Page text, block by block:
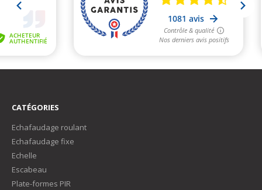
CATÉGORIES
Echafaudage roulant
Echafaudage fixe
Echelle
Escabeau
Plate-formes PIR